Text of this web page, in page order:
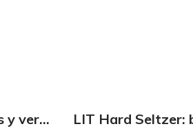
Vida y salud con frutas y verduras